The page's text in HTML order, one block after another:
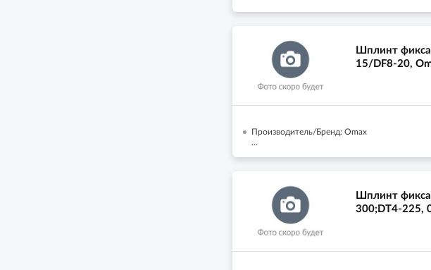
Шплинт
15/DF8-20,
Производитель/Бренд: Omax
...
Шплинт
300;DT4-225,